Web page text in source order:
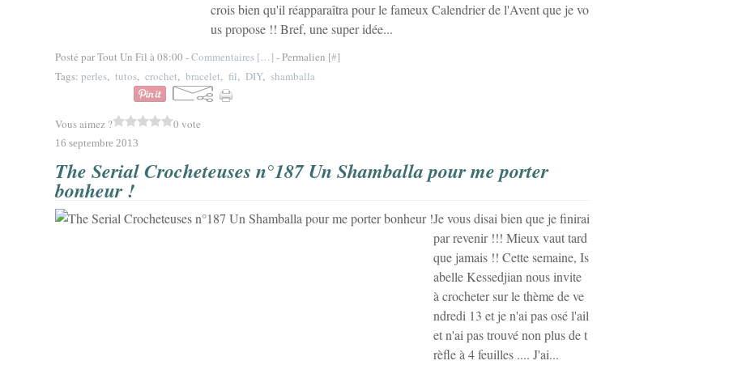
crois bien qu'il réapparaîtra pour le fameux Calendrier de l'Avent que je vo
us propose !! Bref, une super idée...
Posté par Tout Un Fil à 08:00 -Commentaires […] - Permalien [#]
Tags: perles, tutos, crochet, bracelet, fil, DIY, shamballa
Vous aimez ? 0 vote
16 septembre 2013
The Serial Crocheteuses n°187 Un Shamballa pour me porter
bonheur !
Je vous disai bien que je finirai
par revenir !!! Mieux vaut tard
que jamais !! Cette semaine, Is
abelle Kessedjian nous invite
à crocheter sur le thème de ve
ndredi 13 et je n'ai pas osé l'ail
et n'ai pas trouvé non plus de t
rèfle à 4 feuilles .... J'ai...